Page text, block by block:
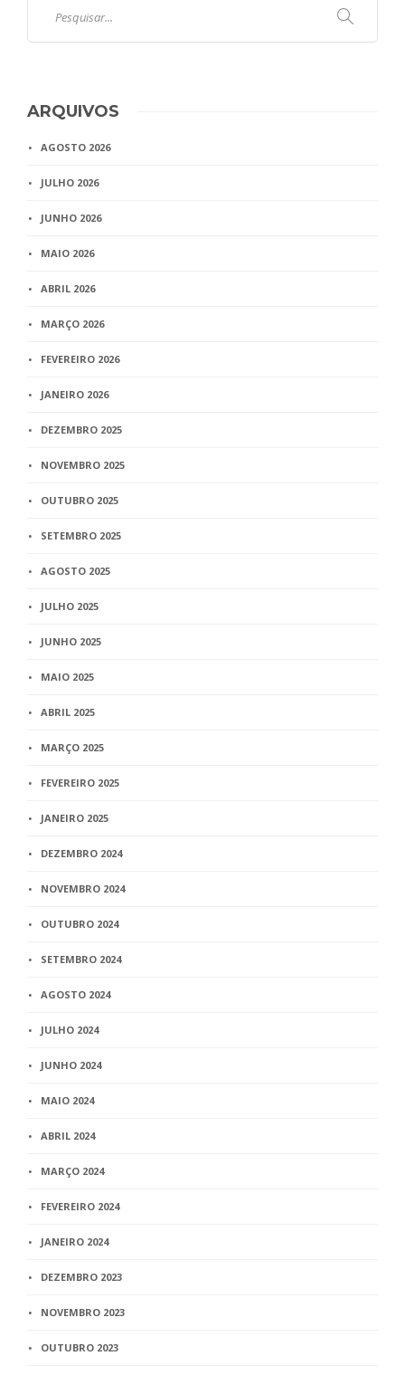
ARQUIVOS
AGOSTO 2026
JULHO 2026
JUNHO 2026
MAIO 2026
ABRIL 2026
MARÇO 2026
FEVEREIRO 2026
JANEIRO 2026
DEZEMBRO 2025
NOVEMBRO 2025
OUTUBRO 2025
SETEMBRO 2025
AGOSTO 2025
JULHO 2025
JUNHO 2025
MAIO 2025
ABRIL 2025
MARÇO 2025
FEVEREIRO 2025
JANEIRO 2025
DEZEMBRO 2024
NOVEMBRO 2024
OUTUBRO 2024
SETEMBRO 2024
AGOSTO 2024
JULHO 2024
JUNHO 2024
MAIO 2024
ABRIL 2024
MARÇO 2024
FEVEREIRO 2024
JANEIRO 2024
DEZEMBRO 2023
NOVEMBRO 2023
OUTUBRO 2023